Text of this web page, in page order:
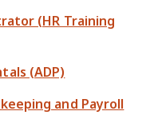
(HR Training
(ADP)
and Payroll